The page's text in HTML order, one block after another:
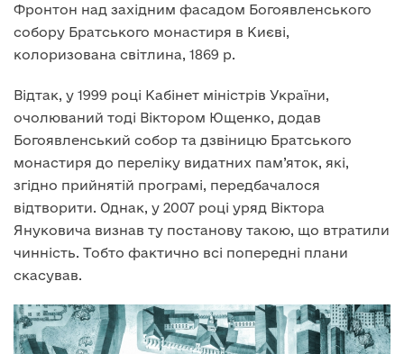
Фронтон над західним фасадом Богоявленського
собору Братського монастиря в Києві,
колоризована світлина, 1869 р.
Відтак, у 1999 році Кабінет міністрів України,
очолюваний тоді Віктором Ющенко, додав
Богоявленський собор та дзвіницю Братського
монастиря до переліку видатних пам’яток, які,
згідно прийнятій програмі, передбачалося
відтворити. Однак, у 2007 році уряд Віктора
Януковича визнав ту постанову такою, що втратили
чинність. Тобто фактично всі попередні плани
скасував.